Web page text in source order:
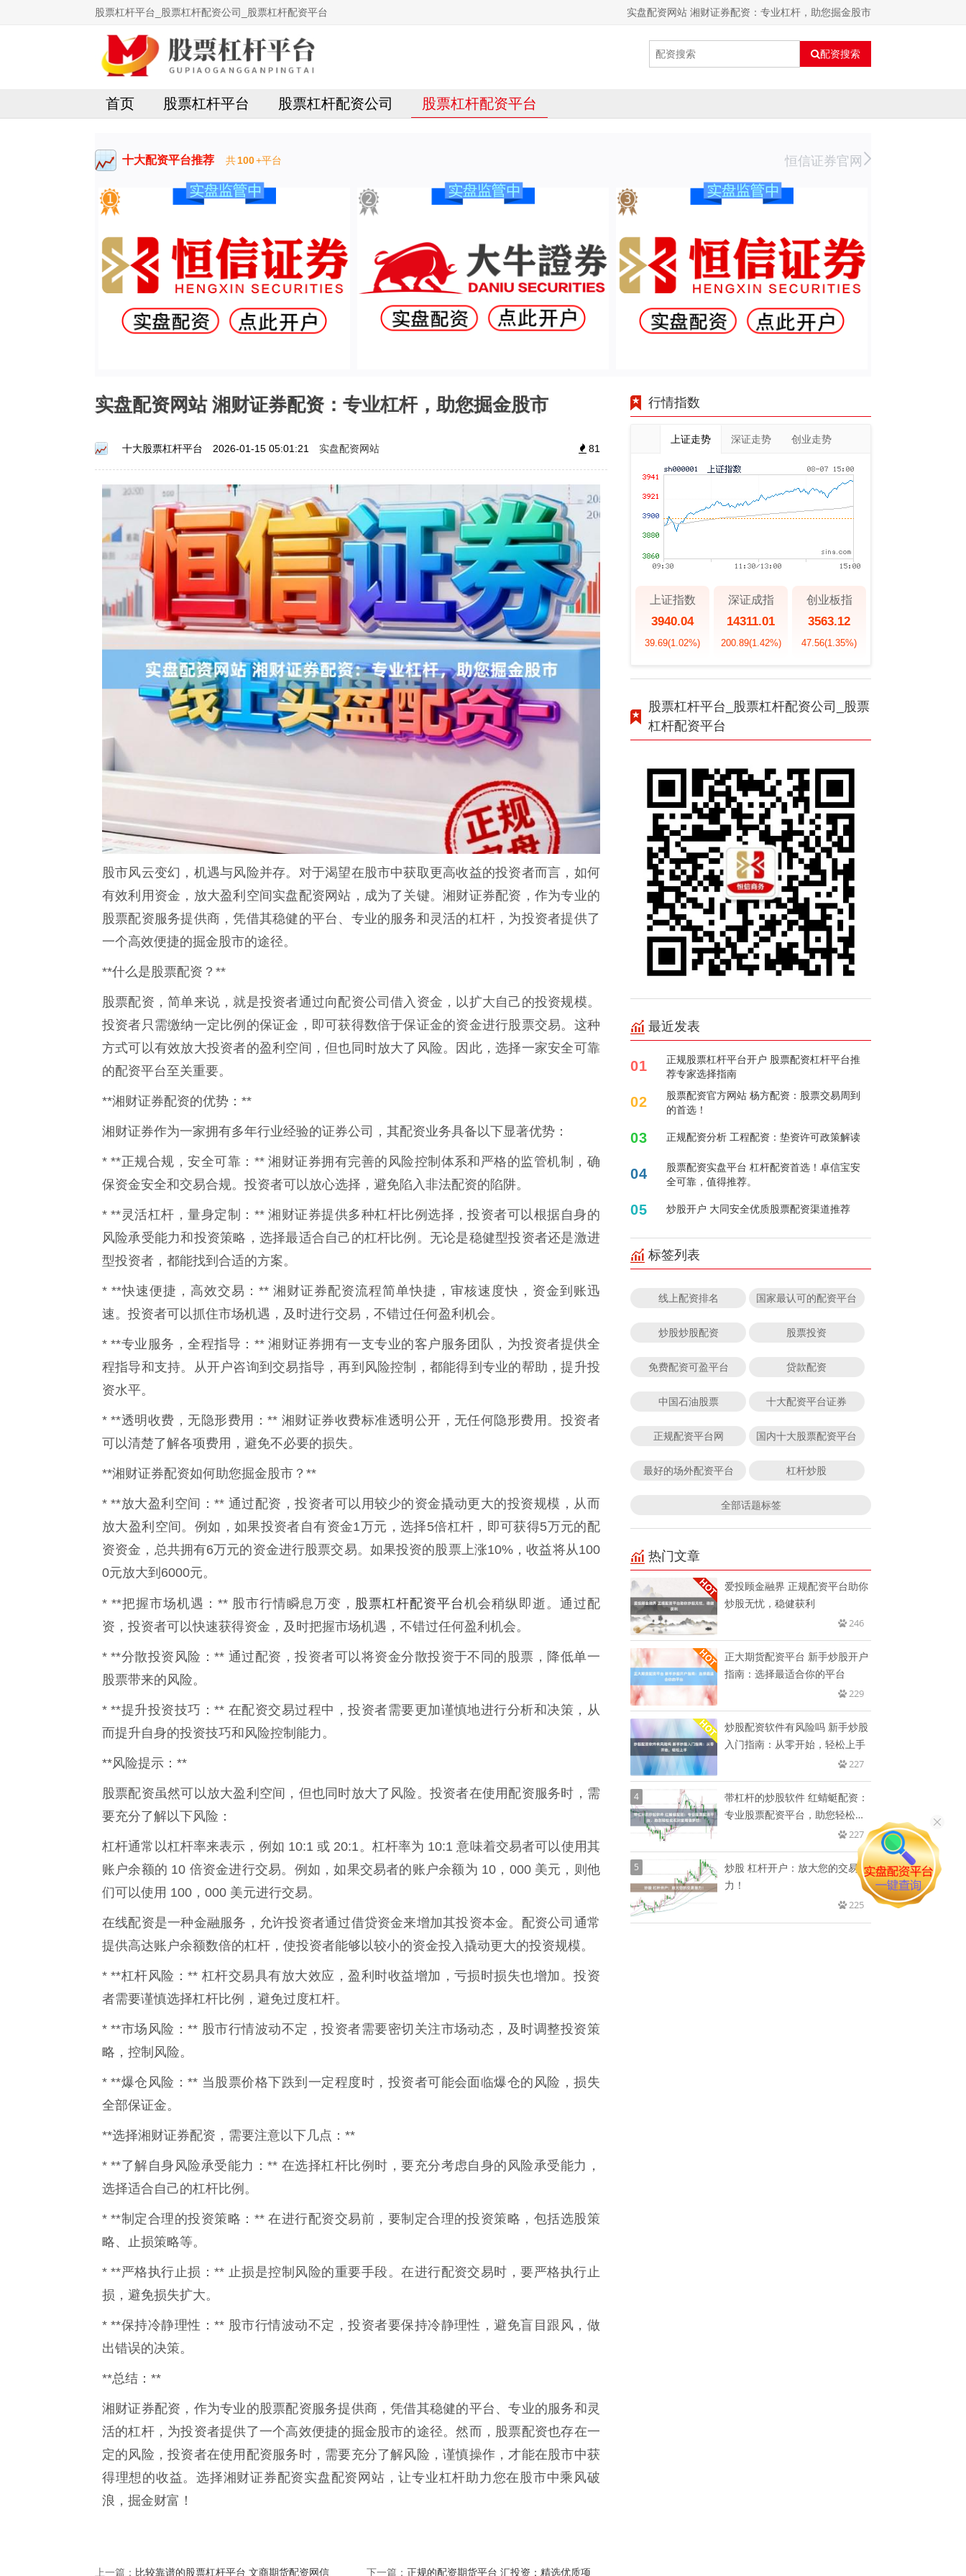
股票杠杆平台_股票杠杆配资公司_股票杠杆配资平台 实盘配资网站 湘财证券配资：专业杠杆，助您掘金股市
配资搜索
首页 股票杠杆平台 股票杠杆配资公司 股票杠杆配资平台
十大配资平台推荐 共100+平台 恒信证券官网
实盘配资网站 湘财证券配资：专业杠杆，助您掘金股市
十大股票杠杆平台 2026-01-15 05:01:21 实盘配资网站 81
股市风云变幻，机遇与风险并存。对于渴望在股市中获取更高收益的投资者而言，如何
有效利用资金，放大盈利空间实盘配资网站，成为了关键。湘财证券配资，作为专业的
股票配资服务提供商，凭借其稳健的平台、专业的服务和灵活的杠杆，为投资者提供了
一个高效便捷的掘金股市的途径。
**什么是股票配资？**
股票配资，简单来说，就是投资者通过向配资公司借入资金，以扩大自己的投资规模。
投资者只需缴纳一定比例的保证金，即可获得数倍于保证金的资金进行股票交易。这种
方式可以有效放大投资者的盈利空间，但也同时放大了风险。因此，选择一家安全可靠
的配资平台至关重要。
**湘财证券配资的优势：**
湘财证券作为一家拥有多年行业经验的证券公司，其配资业务具备以下显著优势：
* **正规合规，安全可靠：** 湘财证券拥有完善的风险控制体系和严格的监管机制，确
保资金安全和交易合规。投资者可以放心选择，避免陷入非法配资的陷阱。
* **灵活杠杆，量身定制：** 湘财证券提供多种杠杆比例选择，投资者可以根据自身的
风险承受能力和投资策略，选择最适合自己的杠杆比例。无论是稳健型投资者还是激进
型投资者，都能找到合适的方案。
* **快速便捷，高效交易：** 湘财证券配资流程简单快捷，审核速度快，资金到账迅
速。投资者可以抓住市场机遇，及时进行交易，不错过任何盈利机会。
* **专业服务，全程指导：** 湘财证券拥有一支专业的客户服务团队，为投资者提供全
程指导和支持。从开户咨询到交易指导，再到风险控制，都能得到专业的帮助，提升投
资水平。
* **透明收费，无隐形费用：** 湘财证券收费标准透明公开，无任何隐形费用。投资者
可以清楚了解各项费用，避免不必要的损失。
**湘财证券配资如何助您掘金股市？**
* **放大盈利空间：** 通过配资，投资者可以用较少的资金撬动更大的投资规模，从而
放大盈利空间。例如，如果投资者自有资金1万元，选择5倍杠杆，即可获得5万元的配
资资金，总共拥有6万元的资金进行股票交易。如果投资的股票上涨10%，收益将从100
0元放大到6000元。
* **把握市场机遇：** 股市行情瞬息万变， 股票杠杆配资平台机会稍纵即逝。通过配
资，投资者可以快速获得资金，及时把握市场机遇，不错过任何盈利机会。
* **分散投资风险：** 通过配资，投资者可以将资金分散投资于不同的股票，降低单一
股票带来的风险。
* **提升投资技巧：** 在配资交易过程中，投资者需要更加谨慎地进行分析和决策，从
而提升自身的投资技巧和风险控制能力。
**风险提示：**
股票配资虽然可以放大盈利空间，但也同时放大了风险。投资者在使用配资服务时，需
要充分了解以下风险：
杠杆通常以杠杆率来表示，例如 10:1 或 20:1。杠杆率为 10:1 意味着交易者可以使用其
账户余额的 10 倍资金进行交易。例如，如果交易者的账户余额为 10，000 美元，则他
们可以使用 100，000 美元进行交易。
在线配资是一种金融服务，允许投资者通过借贷资金来增加其投资本金。配资公司通常
提供高达账户余额数倍的杠杆，使投资者能够以较小的资金投入撬动更大的投资规模。
* **杠杆风险：** 杠杆交易具有放大效应，盈利时收益增加，亏损时损失也增加。投资
者需要谨慎选择杠杆比例，避免过度杠杆。
* **市场风险：** 股市行情波动不定，投资者需要密切关注市场动态，及时调整投资策
略，控制风险。
* **爆仓风险：** 当股票价格下跌到一定程度时，投资者可能会面临爆仓的风险，损失
全部保证金。
**选择湘财证券配资，需要注意以下几点：**
* **了解自身风险承受能力：** 在选择杠杆比例时，要充分考虑自身的风险承受能力，
选择适合自己的杠杆比例。
* **制定合理的投资策略：** 在进行配资交易前，要制定合理的投资策略，包括选股策
略、止损策略等。
* **严格执行止损：** 止损是控制风险的重要手段。在进行配资交易时，要严格执行止
损，避免损失扩大。
* **保持冷静理性：** 股市行情波动不定，投资者要保持冷静理性，避免盲目跟风，做
出错误的决策。
**总结：**
湘财证券配资，作为专业的股票配资服务提供商，凭借其稳健的平台、专业的服务和灵
活的杠杆，为投资者提供了一个高效便捷的掘金股市的途径。然而，股票配资也存在一
定的风险，投资者在使用配资服务时，需要充分了解风险，谨慎操作，才能在股市中获
得理想的收益。选择湘财证券配资实盘配资网站，让专业杠杆助力您在股市中乘风破
浪，掘金财富！
上一篇： 比较靠谱的股票杠杆平台 文商期货配资网信 下一篇： 正规的配资期货平台 汇投资：精选优质项
行情指数
上证走势 深证走势 创业走势
上证指数
3940.04
39.69(1.02%)
深证成指
14311.01
200.89(1.42%)
创业板指
3563.12
47.56(1.35%)
股票杠杆平台_股票杠杆配资公司_股票
杠杆配资平台
最近发表
01
正规股票杠杆平台开户 股票配资杠杆平台推
荐专家选择指南
02
股票配资官方网站 杨方配资：股票交易周到
的首选！
03 正规配资分析 工程配资：垫资许可政策解读
04
股票配资实盘平台 杠杆配资首选！卓信宝安
全可靠，值得推荐。
05 炒股开户 大同安全优质股票配资渠道推荐
标签列表
线上配资排名 国家最认可的配资平台
炒股炒股配资 股票投资
免费配资可盈平台 贷款配资
中国石油股票 十大配资平台证券
正规配资平台网 国内十大股票配资平台
最好的场外配资平台 杠杆炒股
全部话题标签
热门文章
爱投顾金融界 正规配资平台助你
炒股无忧，稳健获利
246
正大期货配资平台 新手炒股开户
指南：选择最适合你的平台
229
炒股配资软件有风险吗 新手炒股
入门指南：从零开始，轻松上手
227
4
带杠杆的炒股软件 红蜻蜓配资：
专业股票配资平台，助您轻松实
227
5
炒股 杠杆开户：放大您的交易潜
力！
225